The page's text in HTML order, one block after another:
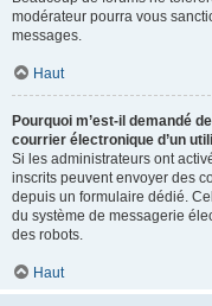
modérateur pourra vous
messages.
Haut
Pourquoi m’est-il demandé
courrier électronique d’un
Si les administrateurs ont
inscrits peuvent envoyer des
depuis un formulaire dédié.
du système de messagerie
des robots.
Haut